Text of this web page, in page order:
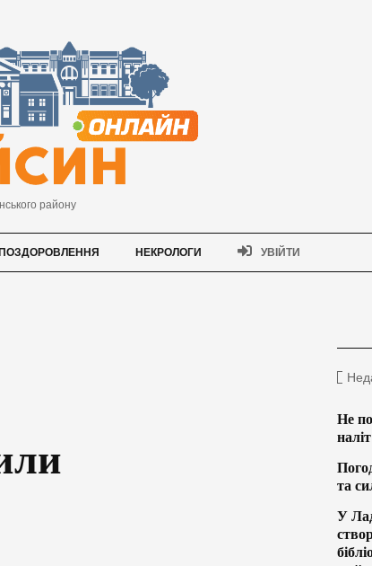
району
НЕКРОЛОГИ УВІЙТИ
Не
та
У